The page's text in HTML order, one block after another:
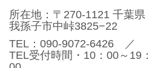
所在地：〒270-1121 千葉県
我孫子市中峠3825−22
TEL：090-9072-6426 ／
TEL受付時間・10：00～19：